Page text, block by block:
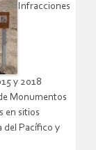
Infracciones
y 2018
Monumentos
en sitios
del Pacífico y